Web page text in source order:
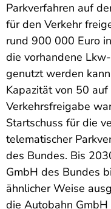
Parkverfahren auf
für den Verkehr
rund 900 000 Euro
die vorhandene
genutzt werden
Kapazität von 50
Verkehrsfreigabe
Startschuss für die
telematischer
des Bundes. Bis
GmbH des Bundes
ähnlicher Weise
die Autobahn GmbH